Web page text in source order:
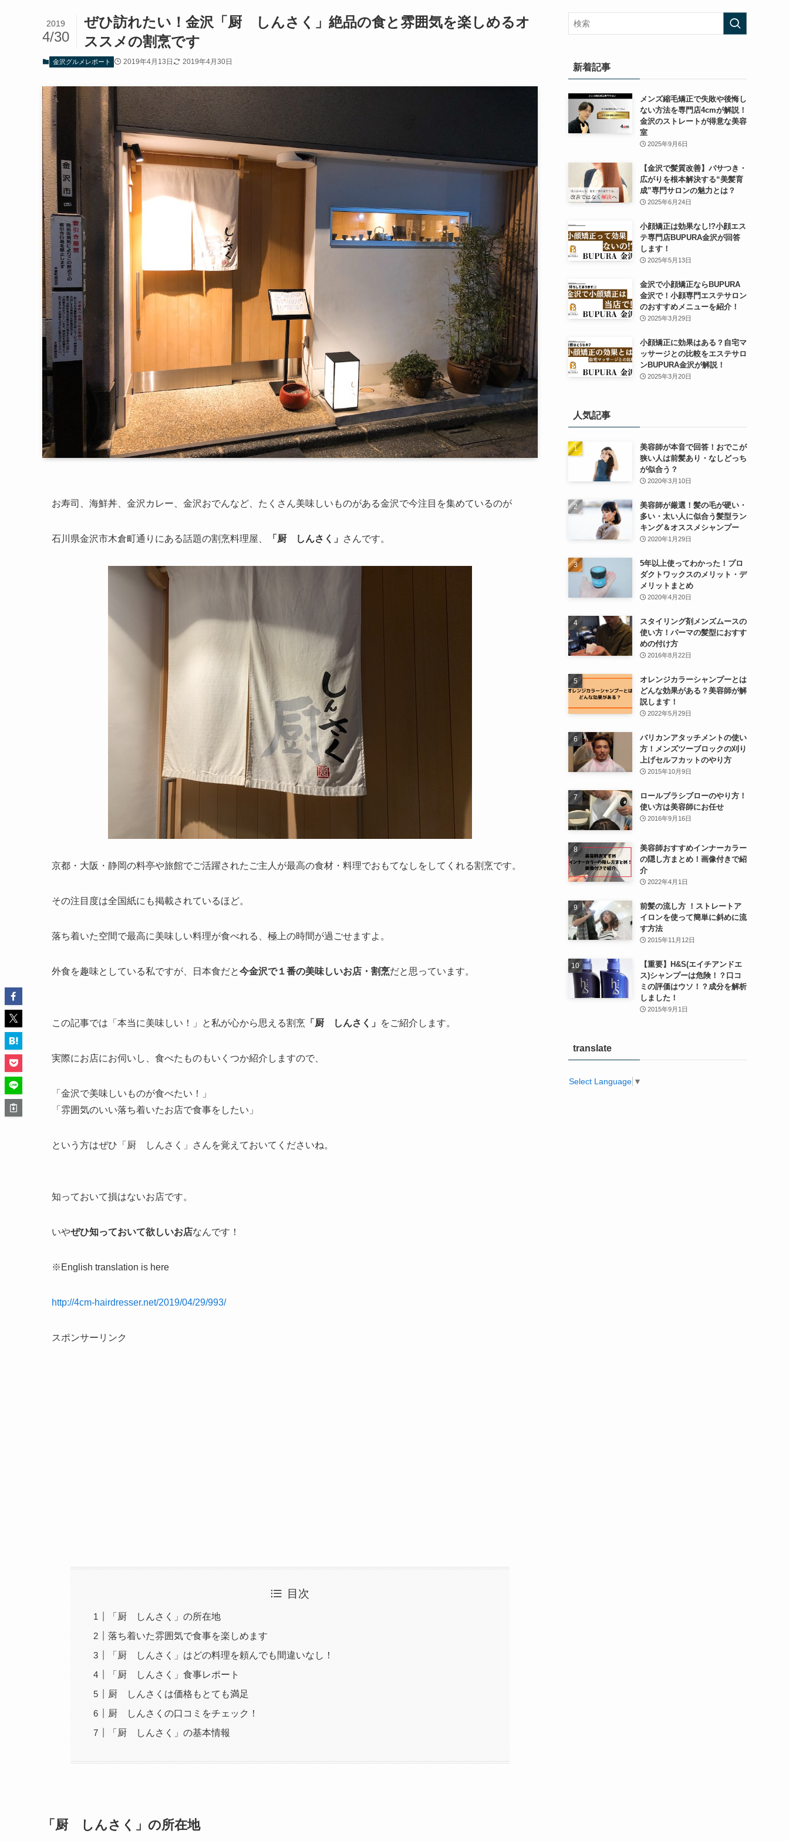
ぜひ訪れたい！金沢「厨 しんさく」絶品の食と雰囲気を楽しめるオ
ススメの割烹です
2019
4/30
金沢グルメレポート 2019年4月13日 2019年4月30日
お寿司、海鮮丼、金沢カレー、金沢おでんなど、たくさん美味しいものがある金沢で今注目を集めているのが
石川県金沢市木倉町通りにある話題の割烹料理屋、 「厨 しんさく」 さんです。
京都・大阪・静岡の料亭や旅館でご活躍されたご主人が最高の食材・料理でおもてなしをしてくれる割烹です。
その注目度は全国紙にも掲載されているほど。
落ち着いた空間で最高に美味しい料理が食べれる、極上の時間が過ごせますよ。
外食を趣味としている私ですが、日本食だと今金沢で１番の美味しいお店・割烹だと思っています。
この記事では「本当に美味しい！」と私が心から思える割烹 「厨 しんさく」 をご紹介します。
実際にお店にお伺いし、食べたものもいくつか紹介しますので、
「金沢で美味しいものが食べたい！」
「雰囲気のいい落ち着いたお店で食事をしたい」
という方はぜひ「厨 しんさく」さんを覚えておいてくださいね。
知っておいて損はないお店です。
いやぜひ知っておいて欲しいお店なんです！
※English translation is here
http://4cm-hairdresser.net/2019/04/29/993/
スポンサーリンク
目次
「厨 しんさく」の所在地
落ち着いた雰囲気で食事を楽しめます
「厨 しんさく」はどの料理を頼んでも間違いなし！
「厨 しんさく」食事レポート
厨 しんさくは価格もとても満足
厨 しんさくの口コミをチェック！
「厨 しんさく」の基本情報
「厨 しんさく」の所在地
新着記事
メンズ縮毛矯正で失敗や後悔し
ない方法を専門店4cmが解説！
金沢のストレートが得意な美容
室
2025年9月6日
【金沢で髪質改善】パサつき・
広がりを根本解決する“美髪育
成”専門サロンの魅力とは？
2025年6月24日
小顔矯正は効果なし!?小顔エス
テ専門店BUPURA金沢が回答
します！
2025年5月13日
金沢で小顔矯正ならBUPURA
金沢で！小顔専門エステサロン
のおすすめメニューを紹介！
2025年3月29日
小顔矯正に効果はある？自宅マ
ッサージとの比較をエステサロ
ンBUPURA金沢が解説！
2025年3月20日
人気記事
美容師が本音で回答！おでこが
狭い人は前髪あり・なしどっち
が似合う？
2020年3月10日
美容師が厳選！髪の毛が硬い・
多い・太い人に似合う髪型ラン
キング＆オススメシャンプー
2020年1月29日
5年以上使ってわかった！プロ
ダクトワックスのメリット・デ
メリットまとめ
2020年4月20日
スタイリング剤メンズムースの
使い方！パーマの髪型におすす
めの付け方
2016年8月22日
オレンジカラーシャンプーとは
どんな効果がある？美容師が解
説します！
2022年5月29日
バリカンアタッチメントの使い
方！メンズツーブロックの刈り
上げセルフカットのやり方
2015年10月9日
ロールブラシブローのやり方！
使い方は美容師にお任せ
2016年9月16日
美容師おすすめインナーカラー
の隠し方まとめ！画像付きで紹
介
2022年4月1日
前髪の流し方 ！ストレートア
イロンを使って簡単に斜めに流
す方法
2015年11月12日
【重要】H&S(エイチアンドエ
ス)シャンプーは危険！？口コ
ミの評価はウソ！？成分を解析
しました！
2015年9月1日
translate
Select Language ▼